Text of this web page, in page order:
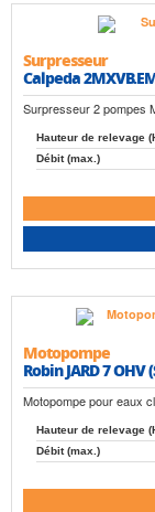
Surpresseur
Calpeda
Surpresseur 2 pompes
Hauteur de relevage
Débit (max.)
Motopompe
Robin JARD 7 OHV
Motopompe pour eaux
Hauteur de relevage
Débit (max.)